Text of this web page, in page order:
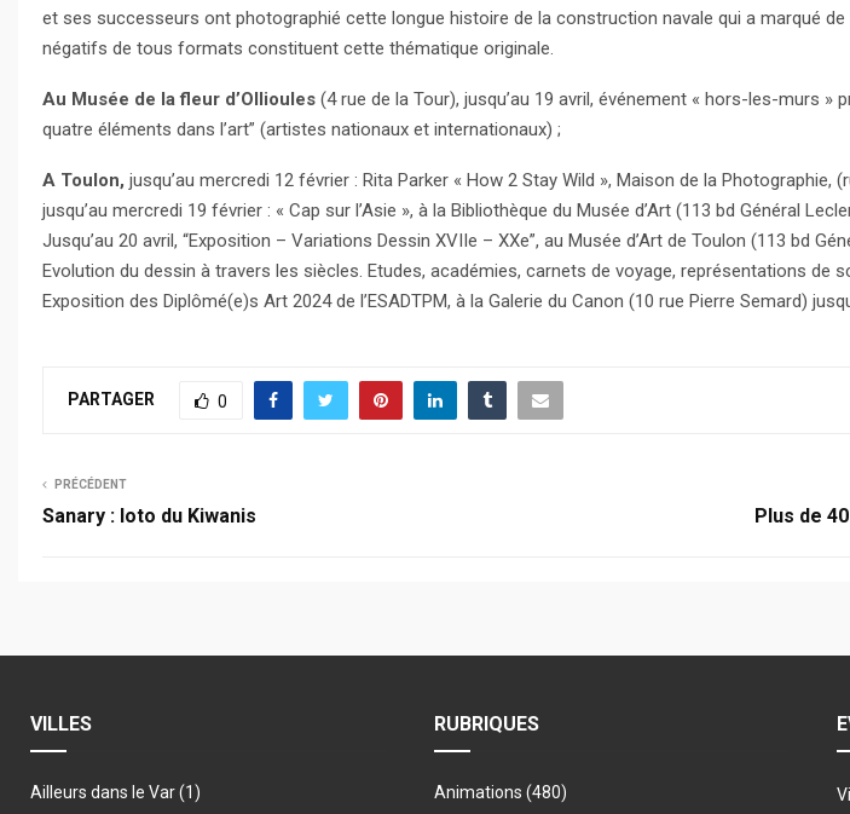
et ses successeurs ont photographié cette longue histoire de la construction navale qui a marqué
négatifs de tous formats constituent cette thématique originale.
Au Musée de la fleur d’Ollioules (4 rue de la Tour), jusqu’au 19 avril, événement « hors-les-murs »
quatre éléments dans l’art” (artistes nationaux et internationaux) ;
A Toulon, jusqu’au mercredi 12 février : Rita Parker « How 2 Stay Wild », Maison de la Photographie,
jusqu’au mercredi 19 février : « Cap sur l’Asie », à la Bibliothèque du Musée d’Art (113 bd Général
Jusqu’au 20 avril, “Exposition – Variations Dessin XVIIe – XXe”, au Musée d’Art de Toulon (113 bd
Evolution du dessin à travers les siècles. Etudes, académies, carnets de voyage, représentations de
Exposition des Diplômé(e)s Art 2024 de l’ESADTPM, à la Galerie du Canon (10 rue Pierre Semard)
PARTAGER 0
PRÉCÉDENT
Sanary : loto du Kiwanis Plus de
VILLES
Ailleurs dans le Var(1)
RUBRIQUES
Animations (480)